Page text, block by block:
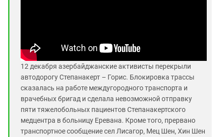
12 декабря азербайджанские активисты перекрыли
автодорогу Степанакерт – Горис. Блокировка трассы
сказалась на работе междугородного транспорта и
врачебных бригад и сделала невозможной отправку
пяти тяжелобольных пациентов Степанакертского
медцентра в больницу Еревана. Кроме того, прервано
транспортное сообщение сел Лисагор, Мец Шен, Хин Шен